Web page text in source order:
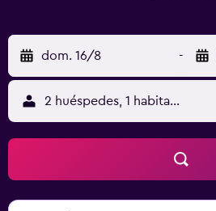
campo de golf de 18 hoyos y
de recreo incluido centro de
hay 2 piscinas cubiertas además
temporada. Otros servicios de
incluyen una bañera de
pueden practicar las actividades
que se indican más abajo en las
alojamiento (es posible que se
dom. 16/8 -
2 huéspedes, 1 habitación